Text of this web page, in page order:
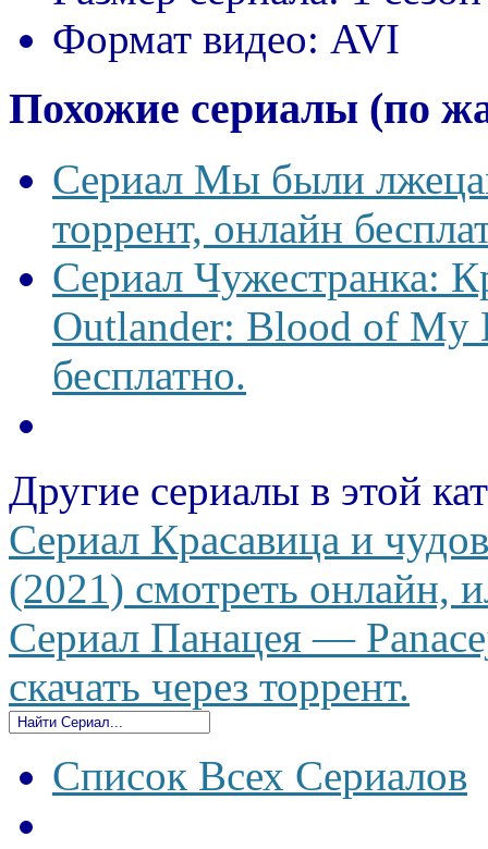
Формат видео: AVI
Похожие сериалы (по
Сериал Мы были
торрент, онлайн
Сериал Чужестранка:
Outlander: Blood of My
бесплатно.
Другие сериалы в этой
Сериал Красавица и
(2021) смотреть онлайн,
Сериал Панацея —
скачать через торрент.
Список Всех Сериалов